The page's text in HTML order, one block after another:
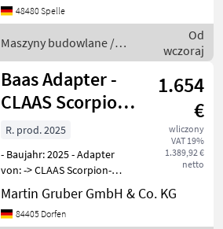
Steuerkreis, Klimaanlage,
Basisausstattung - inkl.
EquipCare 36 Mon
48480 Spelle
Maszyny budowlane /
Kramer
Od
wczoraj
Baas Adapter -
CLAAS Scorpion
auf EURO-
Aufnahme
1.654
€
wliczony
VAT 19%
1.389,92 €
netto
R. prod. 2025
- Baujahr: 2025 - Adapter
von: -> CLAAS Scorpion-
Aufnahme -> auf EURO-
Aufnahme Sofort
verfügbar! Irrtümer,
Martin Gruber GmbH & Co. KG
84405 Dorfen